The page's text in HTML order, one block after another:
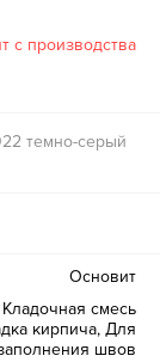
с производства
темно-серый
Основит
Кладочная смесь
кирпича, Для
швов